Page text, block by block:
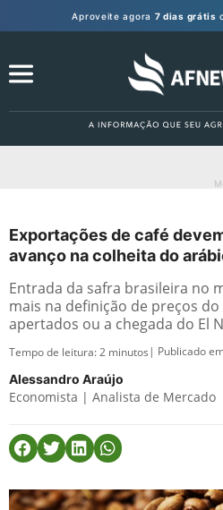
Aproveite agora 7 dias grátis
Exportações de café
avanço na colheita do
Entrada da safra brasileira no
mais na definição de preços
apertados ou a chegada do El
Tempo de leitura:2 minutos | Publicado
Alessandro Araújo
Economista | Analista de Mercado